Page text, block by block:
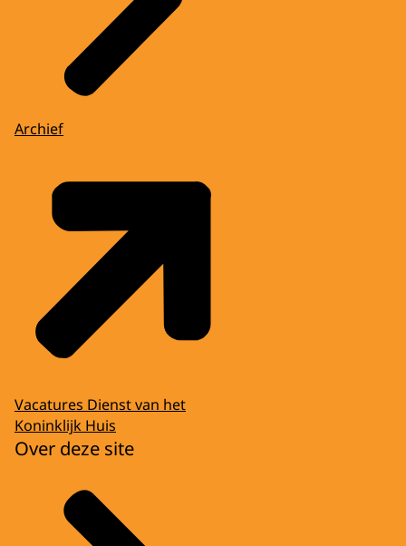
Archief
Vacatures Dienst van het
Koninklijk Huis
Over deze site